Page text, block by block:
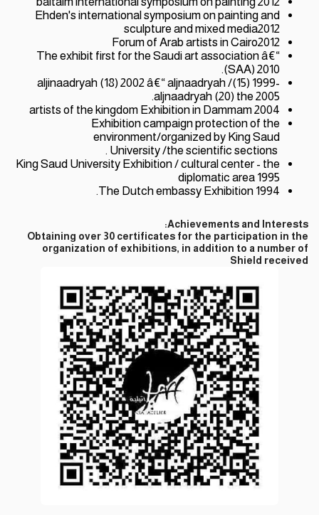
Ehden's international symposium on painting and
sculpture and mixed media2012
Forum of Arab artists in Cairo2012
The exhibit first for the Saudi art association â€“
(SAA) 2010.
aljinaadryah (18) 2002 â€“ aljnaadryah /(15) 1999-
aljnaadryah (20) the 2005.
artists of the kingdom Exhibition in Dammam 2004
Exhibition campaign protection of the
environment/organized by King Saud
King Saud University Exhibition / cultural center - the
diplomatic area 1995
The Dutch embassy Exhibition 1994.
Achievements and Interests:
Obtaining over 30 certificates for the participation in the
organization of exhibitions, in addition to a number of
Shield received